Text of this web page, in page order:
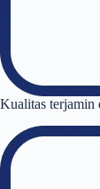
Kualitas terjamin